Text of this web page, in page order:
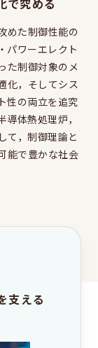
で究める
めた制御性能の
パワーエレクト
た制御対象のメ
化，そしてシス
性の両立を追究
体熱処理炉，
て，制御理論と
能で豊かな社会
支える